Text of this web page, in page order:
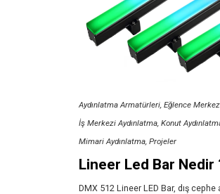
Aydınlatma Armatürleri Eğlence
İş Merkezi Aydınlatma Konut
Mimari Aydınlatma Projeler
Lineer Led Bar Nedir
DMX 512 Lineer LED Bar, dış